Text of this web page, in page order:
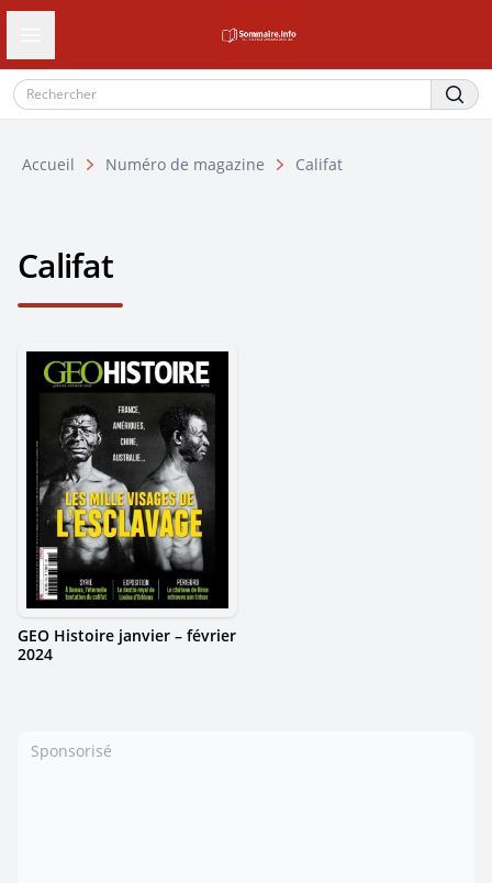
Ouvrir le tiroir de navigation
Accueil Numéro de magazine Califat
Califat
GEO Histoire janvier – février
2024
Sponsorisé